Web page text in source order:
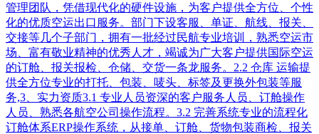
管理团队，凭借现代化的硬件设施，为客户提供全方位、个性
化的优质空运出口服务。部门下设客服、单证、航线、报关、
交接等几个子部门，拥有一批经过民航专业培训，熟悉空运市
场、富有敬业精神的优秀人才，竭诚为广大客户提供国际空运
的订舱、报关报检、仓储、交货一条龙服务。2.2 仓库 运输提
供全方位专业的打托、包装、唛头、标签及更换外包装等服
务,3、实力资质3.1 专业人员资深的客户服务人员、订舱操作
人员、熟悉各航空公司操作流程。3.2 完善系统专业的流程化
订舱体系ERP操作系统，从接单、订舱、货物包装商检、报关